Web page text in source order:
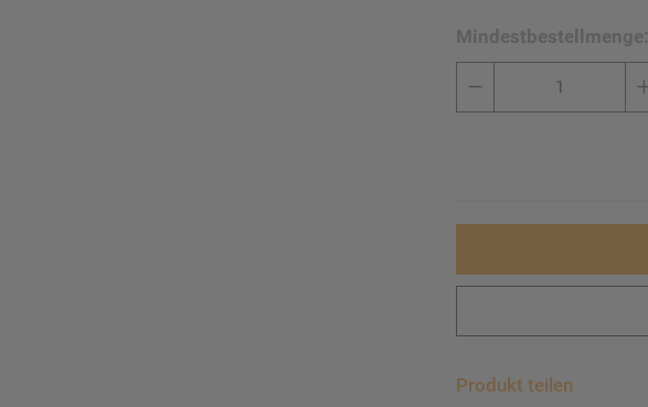
Mindestbestellmenge:
Produkt teilen